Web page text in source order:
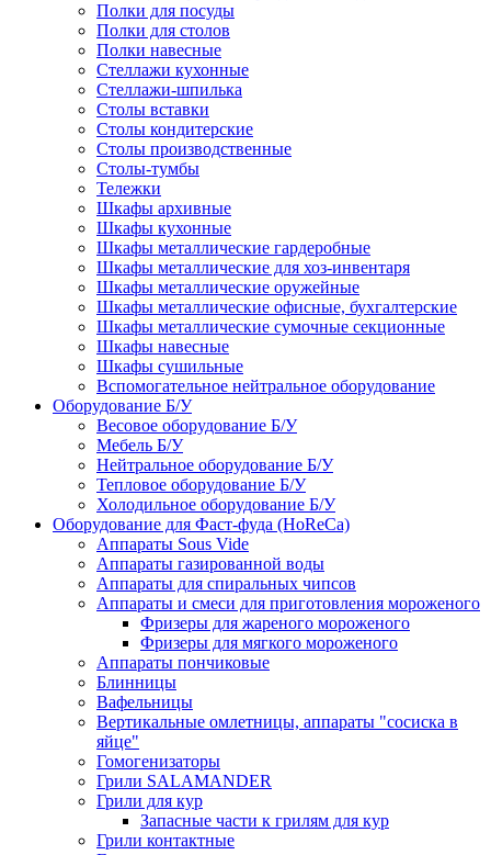
Полки для посуды
Полки для столов
Полки навесные
Стеллажи кухонные
Стеллажи-шпилька
Столы вставки
Столы кондитерские
Столы производственные
Столы-тумбы
Тележки
Шкафы архивные
Шкафы кухонные
Шкафы металлические гардеробные
Шкафы металлические для хоз-инвентаря
Шкафы металлические оружейные
Шкафы металлические офисные, бухгалтерские
Шкафы металлические сумочные секционные
Шкафы навесные
Шкафы сушильные
Вспомогательное нейтральное оборудование
Оборудование Б/У
Весовое оборудование Б/У
Мебель Б/У
Нейтральное оборудование Б/У
Тепловое оборудование Б/У
Холодильное оборудование Б/У
Оборудование для Фаст-фуда (HoReCa)
Аппараты Sous Vide
Аппараты газированной воды
Аппараты для спиральных чипсов
Аппараты и смеси для приготовления мороженого
Фризеры для жареного мороженого
Фризеры для мягкого мороженого
Аппараты пончиковые
Блинницы
Вафельницы
Вертикальные омлетницы, аппараты "сосиска в
яйце"
Гомогенизаторы
Грили SALAMANDER
Грили для кур
Запасные части к грилям для кур
Грили контактные